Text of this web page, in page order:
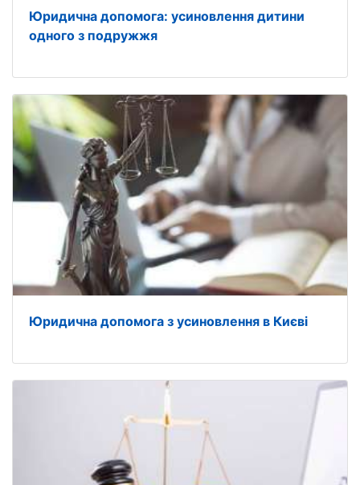
Юридична допомога: усиновлення дитини
одного з подружжя
Юридична допомога з усиновлення в Києві